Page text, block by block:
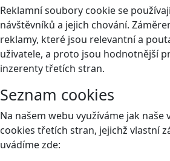
Reklamní soubory cookie se
návštěvníků a jejich chování.
reklamy, které jsou relevantní a
uživatele, a proto jsou hodnotnější
inzerenty třetích stran.
Seznam cookies
Na našem webu využíváme jak naše
cookies třetích stran, jejichž vlastní
uvádíme zde: